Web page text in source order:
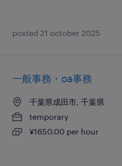
posted 21 october 2025
一般事務・oa事務
千葉県成田市, 千葉県
temporary
¥1650.00 per hour